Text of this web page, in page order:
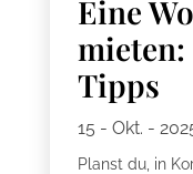
Eine
mieten:
Tipps
15 - Okt. -
Planst du, in